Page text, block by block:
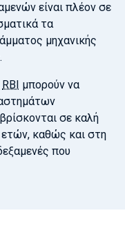
είναι πλέον σε
τα
μηχανικής
RBI μπορούν να
σε καλή
καθώς και στη
που